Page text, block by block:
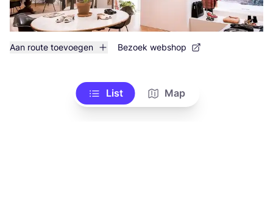
Aan route toevoegen Bezoek webshop
List Map